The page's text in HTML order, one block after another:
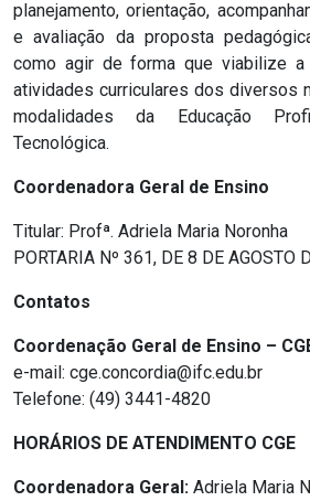
planejamento, orientação,
e avaliação da proposta
como agir de forma que viabilize a
atividades curriculares dos diversos
modalidades da Educação
Tecnológica.
Coordenadora Geral de Ensino
Titular: Profª. Adriela Maria Noronha
PORTARIA Nº 361, DE 8 DE AGOSTO
Contatos
Coordenação Geral de Ensino –
e-mail: cge.concordia@ifc.edu.br
Telefone: (49) 3441-4820
HORÁRIOS DE ATENDIMENTO CGE
Coordenadora Geral: Adriela Maria